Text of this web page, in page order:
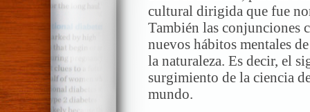
cultural dirigida que fue
También las conjunciones
nuevos hábitos mentales
la naturaleza. Es decir, el
surgimiento de la ciencia
mundo.